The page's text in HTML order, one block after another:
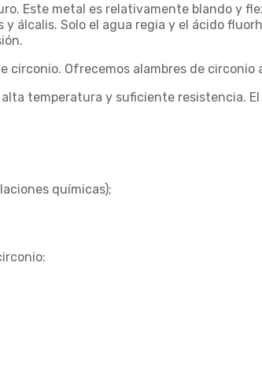
Este metal es relativamente blando y
álcalis. Solo el agua regia y el ácido
circonio. Ofrecemos alambres de
temperatura y suficiente resistencia.
químicas);